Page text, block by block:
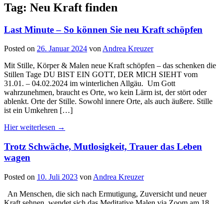
Tag: Neu Kraft finden
Last Minute – So können Sie neu Kraft schöpfen
Posted on 26. Januar 2024 von Andrea Kreuzer
Mit Stille, Körper & Malen neue Kraft schöpfen – das schenken die
Stillen Tage DU BIST EIN GOTT, DER MICH SIEHT vom
31.01. – 04.02.2024 im winterlichen Allgäu. Um Gott
wahrzunehmen, braucht es Orte, wo kein Lärm ist, der stört oder
ablenkt. Orte der Stille. Sowohl innere Orte, als auch äußere. Stille
ist ein Umkehren […]
Hier weiterlesen →
Trotz Schwäche, Mutlosigkeit, Trauer das Leben
wagen
Posted on 10. Juli 2023 von Andrea Kreuzer
An Menschen, die sich nach Ermutigung, Zuversicht und neuer